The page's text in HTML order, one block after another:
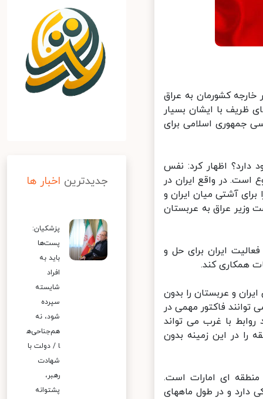
کشورمان به عراق
ظریف با ایشان بسیار
جمهوری اسلامی برای
اظهار کرد: نفس
در واقع ایران در
آشتی میان ایران و
عراق به عربستان
ایران برای حل و
همکاری کند.
و عربستان را بدون
فاکتور مهمی در
با غرب می تواند
را در این زمینه بدون
ای امارات است.
دارد و در طول ماههای
جدیدترین اخبار ها
پزشکیان:
پست‌ها
باید به
افراد
شایسته
سپرده
شود، نه
هم‌جناحی‌ه
ا / دولت با
شهادت
رهبر،
پشتوانه